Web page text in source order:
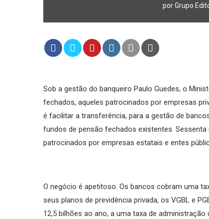
porGrupo
Sob a gestão do banqueiro Paulo Guedes, o
fechados, aqueles patrocinados por empresas
é facilitar a transferência, para a gestão de
fundos de pensão fechados existentes.
patrocinados por empresas estatais e entes
O negócio é apetitoso. Os bancos cobram uma
seus planos de previdência privada, os VGBL e
12,5 bilhões ao ano, a uma taxa de administração